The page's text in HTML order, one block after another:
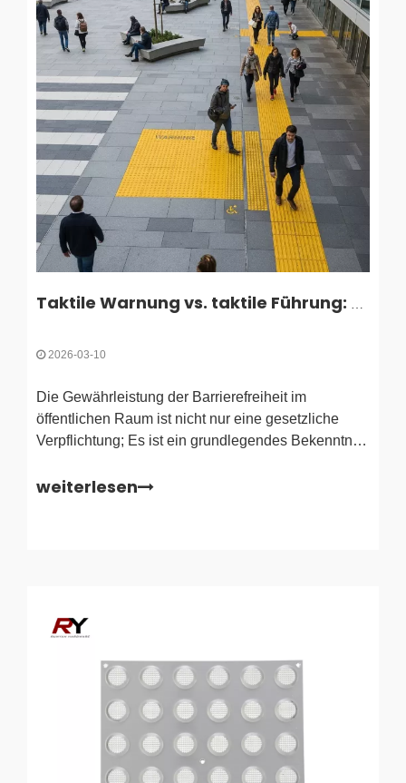
2026-03-10
Die Gewährleistung der Barrierefreiheit im
öffentlichen Raum ist nicht nur eine gesetzliche
Verpflichtung; Es ist ein grundlegendes Bekenntnis
Bodenoberflächenindikatoren sind bei dieser
weiterlesen